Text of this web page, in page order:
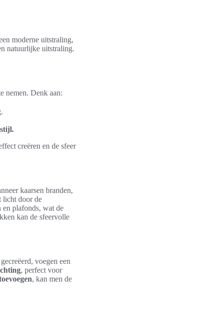
moderne uitstraling,
natuurlijke uitstraling.
nemen. Denk aan:
creëren en de sfeer
kaarsen branden,
licht door de
en plafonds, wat de
kan de sfeervolle
voegen een
, perfect voor
, kan men de